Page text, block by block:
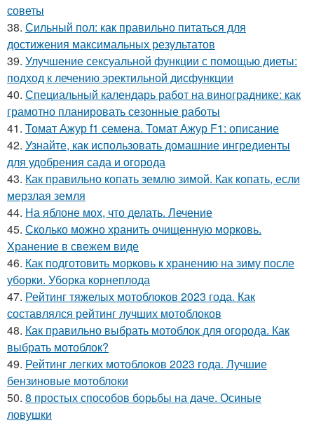
советы
38. Сильный пол: как правильно питаться для
достижения максимальных результатов
39. Улучшение сексуальной функции с помощью диеты:
подход к лечению эректильной дисфункции
40. Специальный календарь работ на винограднике: как
грамотно планировать сезонные работы
41. Томат Ажур f1 семена. Томат Ажур F1: описание
42. Узнайте, как использовать домашние ингредиенты
для удобрения сада и огорода
43. Как правильно копать землю зимой. Как копать, если
мерзлая земля
44. На яблоне мох, что делать. Лечение
45. Сколько можно хранить очищенную морковь.
Хранение в свежем виде
46. Как подготовить морковь к хранению на зиму после
уборки. Уборка корнеплода
47. Рейтинг тяжелых мотоблоков 2023 года. Как
составлялся рейтинг лучших мотоблоков
48. Как правильно выбрать мотоблок для огорода. Как
выбрать мотоблок?
49. Рейтинг легких мотоблоков 2023 года. Лучшие
бензиновые мотоблоки
50. 8 простых способов борьбы на даче. Осиные
ловушки